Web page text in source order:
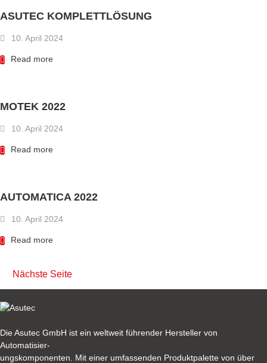
ASUTEC KOMPLETTLÖSUNG
10. April 2024
Read more
MOTEK 2022
10. April 2024
Read more
AUTOMATICA 2022
10. April 2024
Read more
Nächste Seite
Die Asutec GmbH ist ein weltweit führender Hersteller von
Automatisier-
ungskomponenten. Mit einer umfassenden Produktpalette von über